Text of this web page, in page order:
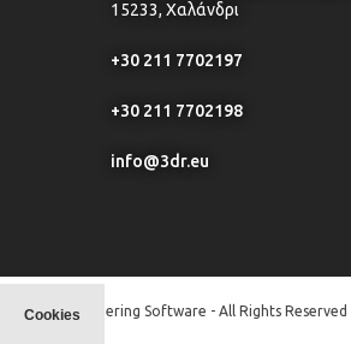
15233, Χαλάνδρι
+30 211 7702197
+30 211 7702198
info@3dr.eu
© 3DR Engineering Software - All Rights Reserved
Cookies